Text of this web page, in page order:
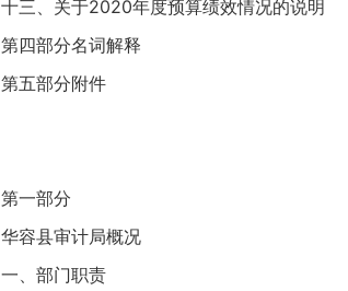
十三、关于2020年度预算绩效情况的说明
第四部分名词解释
第五部分附件
第一部分
华容县审计局概况
一、部门职责